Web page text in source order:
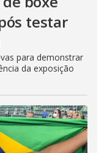
testar
para demonstrar
da exposição